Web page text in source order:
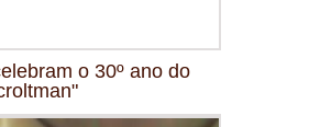
o 30º ano do